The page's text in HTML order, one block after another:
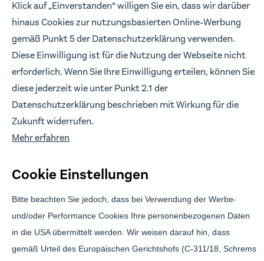
Klick auf „Einverstanden“ willigen Sie ein, dass wir darüber
hinaus Cookies zur nutzungsbasierten Online-Werbung
gemäß Punkt 5 der Datenschutzerklärung verwenden.
Diese Einwilligung ist für die Nutzung der Webseite nicht
erforderlich. Wenn Sie Ihre Einwilligung erteilen, können Sie
diese jederzeit wie unter Punkt 2.1 der
Datenschutzerklärung beschrieben mit Wirkung für die
Zukunft widerrufen.
Mehr erfahren
Cookie Einstellungen
Bitte beachten Sie jedoch, dass bei Verwendung der Werbe-
und/oder Performance Cookies Ihre personenbezogenen Daten
in die USA übermittelt werden. Wir weisen darauf hin, dass
gemäß Urteil des Europäischen Gerichtshofs (C-311/18, Schrems
FOLLOW US
Wir freuen uns, wenn wir in Verbindung bleiben.
WpIG der Effecta GmbH, Florstadt. Die über Brickwise vermittelten